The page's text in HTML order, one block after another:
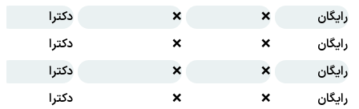
رایگان
❌
❌
دکترا
رایگان
❌
❌
دکترا
رایگان
❌
❌
دکترا
رایگان
❌
❌
دکترا